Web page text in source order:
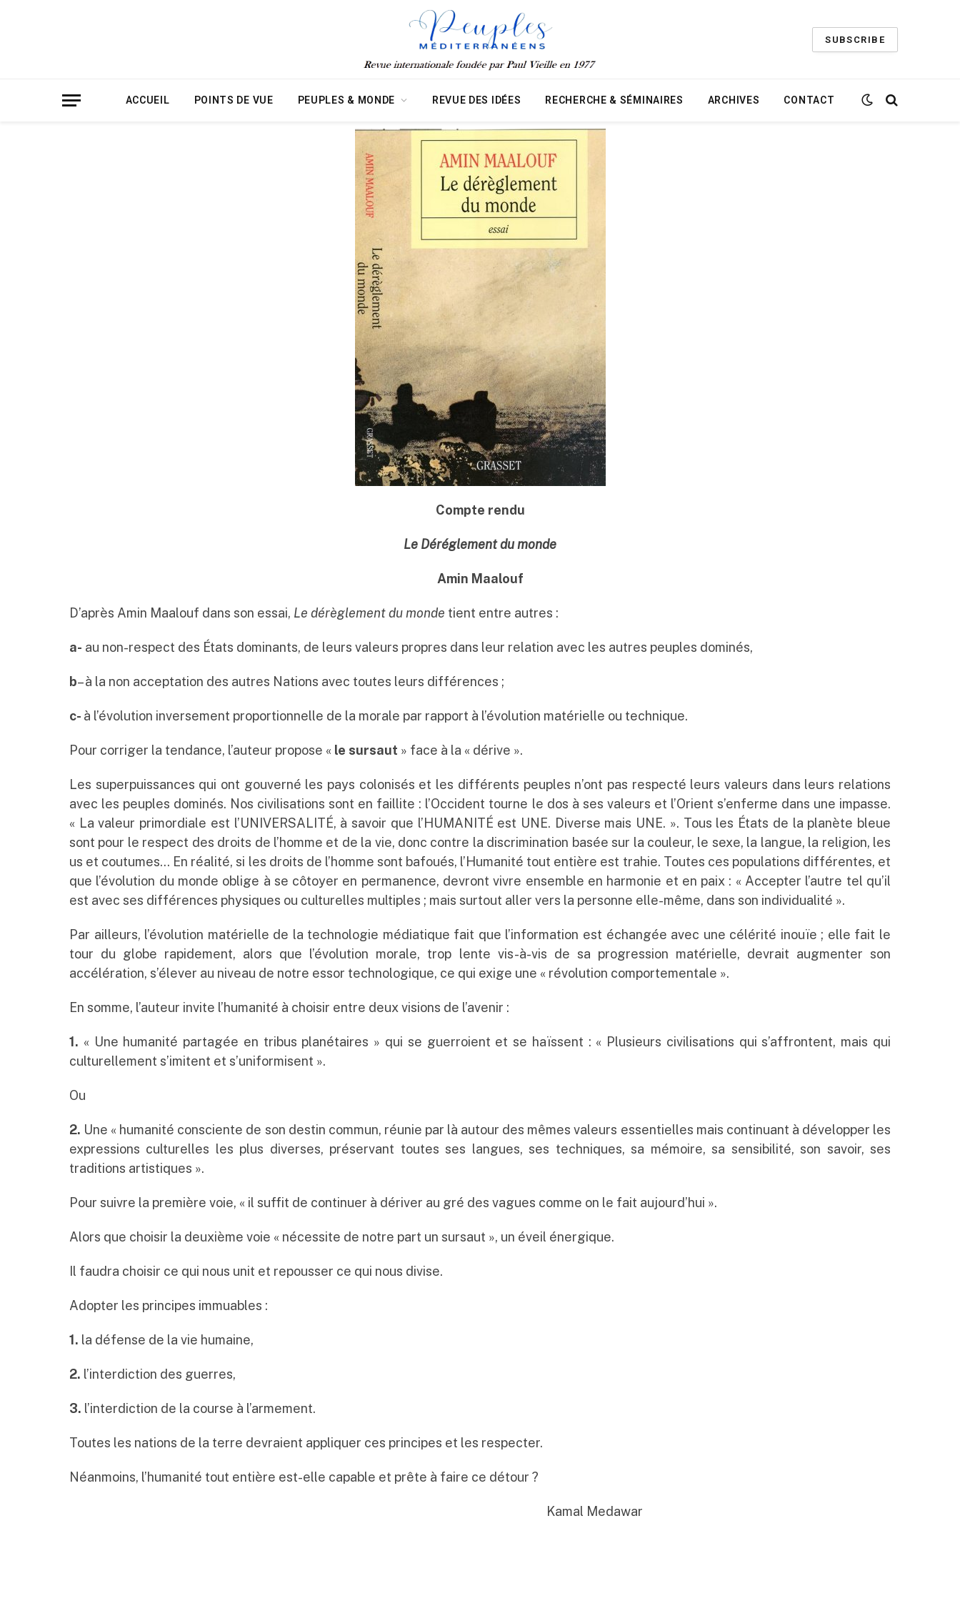
SUBSCRIBE
ACCUEIL POINTS DE VUE PEUPLES & MONDE REVUE DES IDÉES RECHERCHE & SÉMINAIRES ARCHIVES CONTACT
Compte rendu
Le Déréglement du monde
Amin Maalouf
D’après Amin Maalouf dans son essai, Le dérèglement du monde tient entre autres :
a- au non-respect des États dominants, de leurs valeurs propres dans leur relation avec les autres peuples dominés,
b– à la non acceptation des autres Nations avec toutes leurs différences ;
c- à l’évolution inversement proportionnelle de la morale par rapport à l’évolution matérielle ou technique.
Pour corriger la tendance, l’auteur propose « le sursaut » face à la « dérive ».
Les superpuissances qui ont gouverné les pays colonisés et les différents peuples n’ont pas respecté leurs valeurs dans leurs relations
avec les peuples dominés. Nos civilisations sont en faillite : l’Occident tourne le dos à ses valeurs et l’Orient s’enferme dans une impasse.
« La valeur primordiale est l’UNIVERSALITÉ, à savoir que l’HUMANITÉ est UNE. Diverse mais UNE. ». Tous les États de la planète bleue
sont pour le respect des droits de l’homme et de la vie, donc contre la discrimination basée sur la couleur, le sexe, la langue, la religion, les
us et coutumes… En réalité, si les droits de l’homme sont bafoués, l’Humanité tout entière est trahie. Toutes ces populations différentes, et
que l’évolution du monde oblige à se côtoyer en permanence, devront vivre ensemble en harmonie et en paix : « Accepter l’autre tel qu’il
est avec ses différences physiques ou culturelles multiples ; mais surtout aller vers la personne elle-même, dans son individualité ».
Par ailleurs, l’évolution matérielle de la technologie médiatique fait que l’information est échangée avec une célérité inouïe ; elle fait le
tour du globe rapidement, alors que l’évolution morale, trop lente vis-à-vis de sa progression matérielle, devrait augmenter son
accélération, s’élever au niveau de notre essor technologique, ce qui exige une « révolution comportementale ».
En somme, l’auteur invite l’humanité à choisir entre deux visions de l’avenir :
1. « Une humanité partagée en tribus planétaires » qui se guerroient et se haïssent : « Plusieurs civilisations qui s’affrontent, mais qui
culturellement s’imitent et s’uniformisent ».
Ou
2. Une « humanité consciente de son destin commun, réunie par là autour des mêmes valeurs essentielles mais continuant à développer les
expressions culturelles les plus diverses, préservant toutes ses langues, ses techniques, sa mémoire, sa sensibilité, son savoir, ses
traditions artistiques ».
Pour suivre la première voie, « il suffit de continuer à dériver au gré des vagues comme on le fait aujourd’hui ».
Alors que choisir la deuxième voie « nécessite de notre part un sursaut », un éveil énergique.
Il faudra choisir ce qui nous unit et repousser ce qui nous divise.
Adopter les principes immuables :
1. la défense de la vie humaine,
2. l’interdiction des guerres,
3. l’interdiction de la course à l’armement.
Toutes les nations de la terre devraient appliquer ces principes et les respecter.
Néanmoins, l’humanité tout entière est-elle capable et prête à faire ce détour ?
Kamal Medawar